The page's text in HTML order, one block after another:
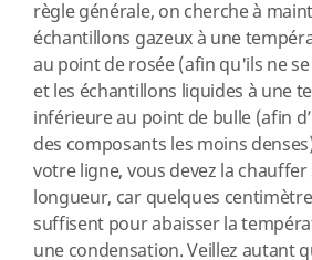
règle générale, on cherche à
échantillons gazeux à une
au point de rosée (afin qu'ils ne
et les échantillons liquides à une
inférieure au point de bulle (afin
des composants les moins
votre ligne, vous devez la
longueur, car quelques
suffisent pour abaisser la
une condensation. Veillez autant